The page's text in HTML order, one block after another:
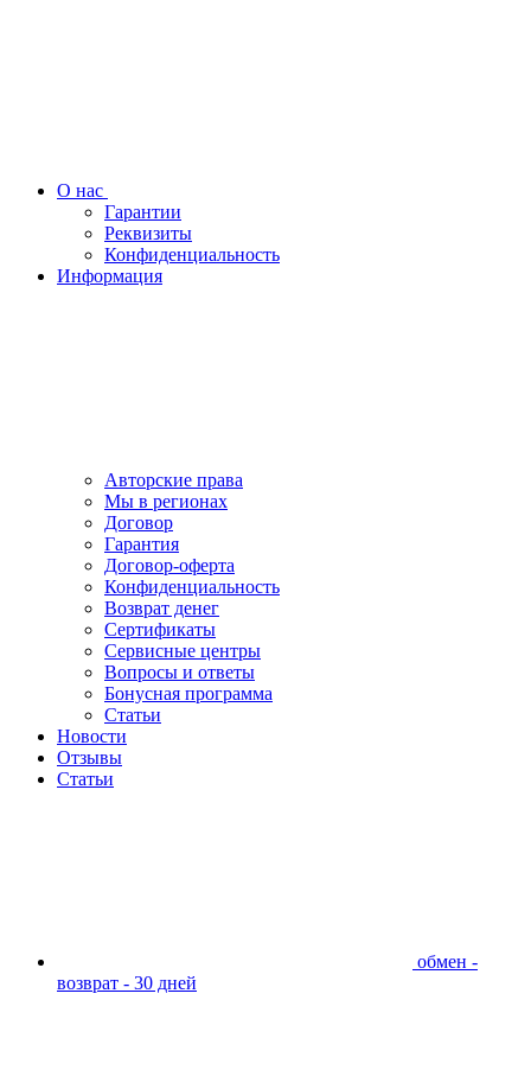
О нас
Гарантии
Реквизиты
Конфиденциальность
Информация
Авторские права
Мы в регионах
Договор
Гарантия
Договор-оферта
Конфиденциальность
Возврат денег
Сертификаты
Сервисные центры
Вопросы и ответы
Бонусная программа
Статьи
Новости
Отзывы
Статьи
обмен -
возврат - 30 дней